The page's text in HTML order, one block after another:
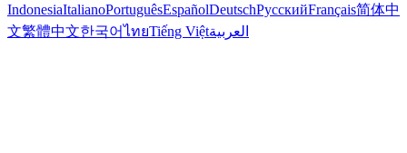
IndonesiaItalianoPortuguêsEspañolDeutschРусскийFrançais简体中
文繁體中文한국어ไทยTiếng Việtالعربية